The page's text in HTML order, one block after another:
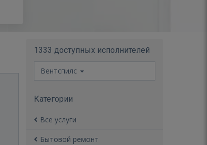
1333 доступных исполнителей
Вентспилс
Категории
Все услуги
Бытовой ремонт